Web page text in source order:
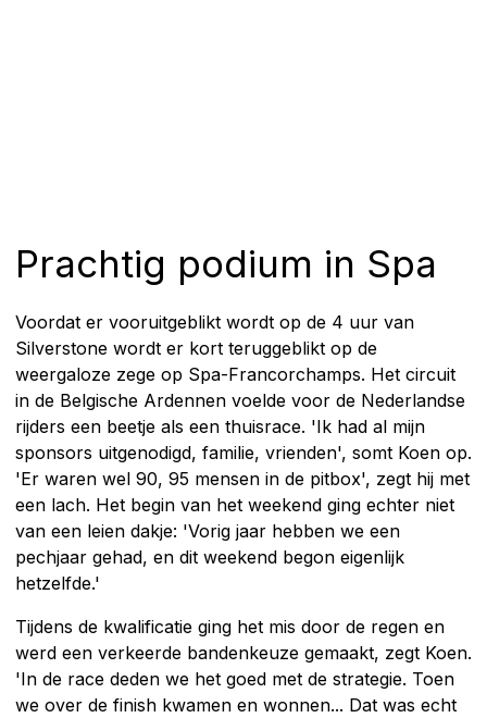
Prachtig podium in Spa
Voordat er vooruitgeblikt wordt op de 4 uur van
Silverstone wordt er kort teruggeblikt op de
weergaloze zege op Spa-Francorchamps. Het circuit
in de Belgische Ardennen voelde voor de Nederlandse
rijders een beetje als een thuisrace. 'Ik had al mijn
sponsors uitgenodigd, familie, vrienden', somt Koen op.
'Er waren wel 90, 95 mensen in de pitbox', zegt hij met
een lach. Het begin van het weekend ging echter niet
van een leien dakje: 'Vorig jaar hebben we een
pechjaar gehad, en dit weekend begon eigenlijk
hetzelfde.'
Tijdens de kwalificatie ging het mis door de regen en
werd een verkeerde bandenkeuze gemaakt, zegt Koen.
'In de race deden we het goed met de strategie. Toen
we over de finish kwamen en wonnen... Dat was echt